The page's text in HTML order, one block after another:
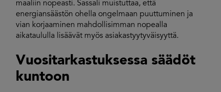
maaliin nopeasti. Sassali muistuttaa, että
energiansäästön ohella ongelmaan puuttuminen ja
vian korjaaminen mahdollisimman nopealla
aikataululla lisäävät myös asiakastyytyväisyyttä.
Vuositarkastuksessa säädöt
kuntoon